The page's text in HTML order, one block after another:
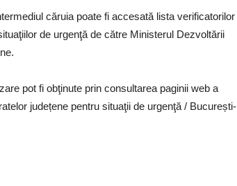
căruia poate fi accesată lista verificatorilor
de urgenţă de către Ministerul Dezvoltării
pot fi obţinute prin consultarea paginii web a
județene pentru situaţii de urgenţă / București-